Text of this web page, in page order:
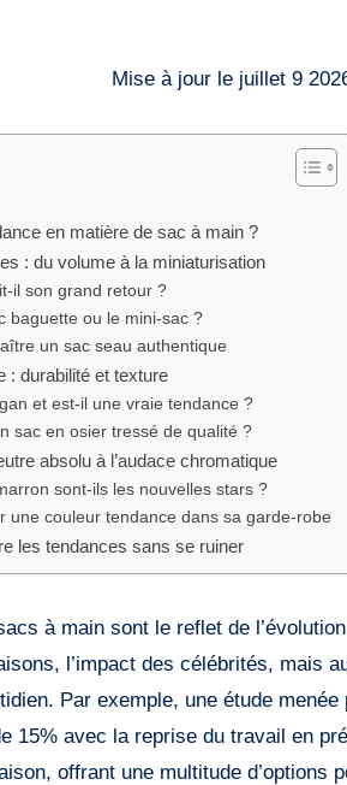
Mise à jour le juillet 9
en matière de sac à main ?
: du volume à la miniaturisation
il son grand retour ?
baguette ou le mini-sac ?
un sac seau authentique
: durabilité et texture
et est-il une vraie tendance ?
sac en osier tressé de qualité ?
absolu à l’audace chromatique
sont-ils les nouvelles stars ?
une couleur tendance dans sa garde-robe
les tendances sans se ruiner
l’impact des célébrités, mais
Par exemple, une étude
15% avec la reprise du travail en
offrant une multitude d’options